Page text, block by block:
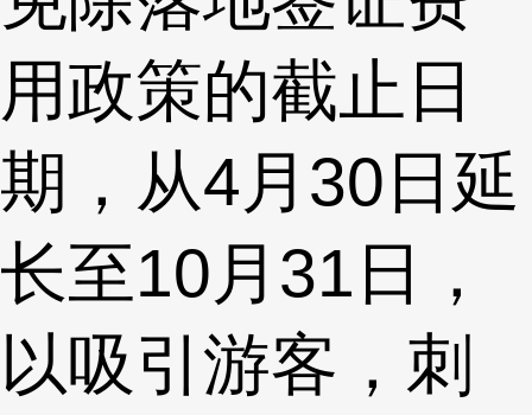
用政策的截止日
期，从4月30日延
长至10月31日，
以吸引游客，刺